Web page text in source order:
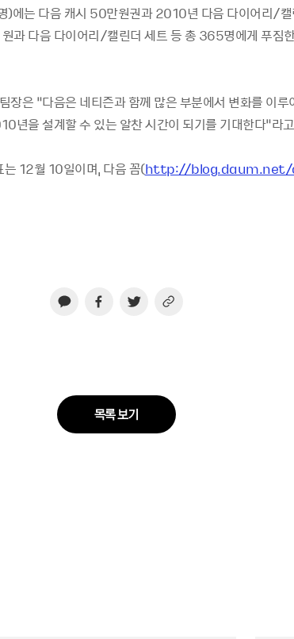
)에는 다음 캐시 50만원권과 2010년 다음 다이어리/
과 다음 다이어리/캘린더 세트 등 총 365명에게 푸짐
장은 “다음은 네티즌과 함께 많은 부분에서 변화를 이루
년을 설계할 수 있는 알찬 시간이 되기를 기대한다”라
는 12월 10일이며, 다음 꼼(http://blog.daum.net/
목록 보기